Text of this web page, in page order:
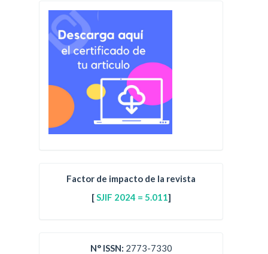
Factor de impacto de la revista
[SJIF 2024 = 5.011]
N° ISSN: 2773-7330